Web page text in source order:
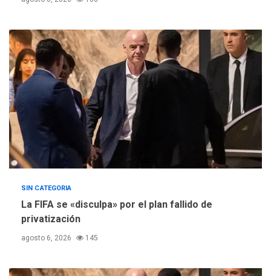
5
ÚLTIMA HORA
Concejo Municipal de
Mariño respalda a Cámara
de Comercio para reforma
de Ley de Puerto Libre
SIN CATEGORIA
La FIFA se «disculpa» por el plan fallido de
privatización
agosto 6, 2026 145